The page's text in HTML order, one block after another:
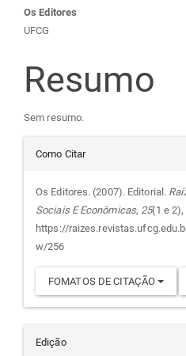
Conteúdo
do
artigo
principal
Os Editores
UFCG
Resumo
Sem resumo.
Detalhes
do
artigo
Como Citar
Os Editores. (2007). Editorial.
Sociais E Econômicas, 25(1 e
https://
w/256
FOMATOS DE CITAÇÃO
Edição